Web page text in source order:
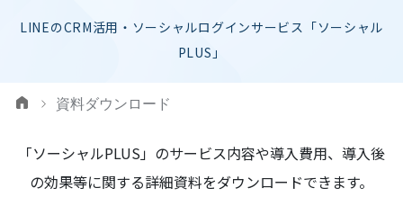
LINEのCRM活用・ソーシャルログインサービス「ソーシャル
PLUS」
資料ダウンロード
「ソーシャルPLUS」のサービス内容や導入費用、導入後
の効果等に関する詳細資料をダウンロードできます。